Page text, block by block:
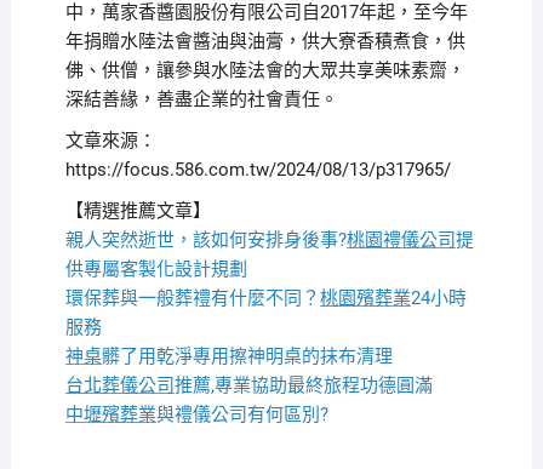
中，萬家香醬園股份有限公司自2017年起，至今年
年捐贈水陸法會醬油與油膏，供大寮香積煮食，供
佛、供僧，讓參與水陸法會的大眾共享美味素齋，
深結善緣，善盡企業的社會責任。
文章來源：
https://focus.586.com.tw/2024/08/13/p317965/
【精選推薦文章】
親人突然逝世，該如何安排身後事?桃園禮儀公司提
供專屬客製化設計規劃
環保葬與一般葬禮有什麼不同？ 桃園殯葬業24小時
服務
神桌髒了用乾淨專用擦神明桌的抹布清理
台北葬儀公司推薦,專業協助最終旅程功德圓滿
中壢殯葬業與禮儀公司有何區別?